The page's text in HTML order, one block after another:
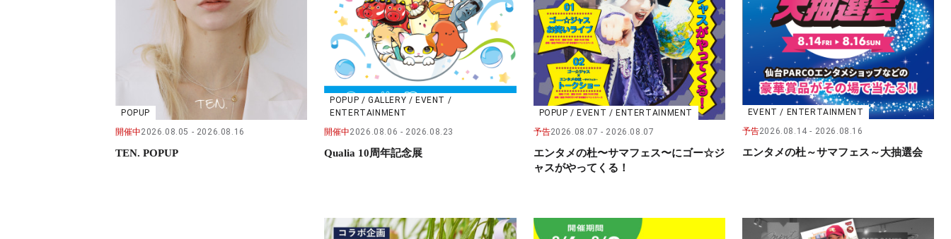
POPUP
開催中2026.08.05 2026.08.16
TEN. POPUP
POPUP / GALLERY / EVENT /
ENTERTAINMENT
開催中2026.08.06 2026.08.23
Qualia 10周年記念展
POPUP / EVENT / ENTERTAINMENT
予告2026.08.07 2026.08.07
エンタメの杜〜サマフェス〜にゴー☆ジ
ャスがやってくる！
EVENT / ENTERTAINMENT
予告2026.08.14 2026.08.16
エンタメの杜～サマフェス～大抽選会